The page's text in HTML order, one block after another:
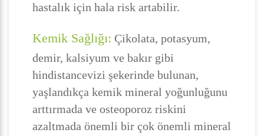
hastalık için hala risk artabilir.
Kemik Sağlığı: Çikolata, potasyum,
demir, kalsiyum ve bakır gibi
hindistancevizi şekerinde bulunan,
yaşlandıkça kemik mineral yoğunluğunu
arttırmada ve osteoporoz riskini
azaltmada önemli bir çok önemli mineral